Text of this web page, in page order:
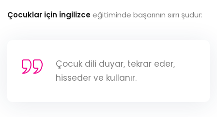
Çocuklar için İngilizceeğitiminde başarının sırrı şudur:
Çocuk dili duyar, tekrar eder,
hisseder ve kullanır.